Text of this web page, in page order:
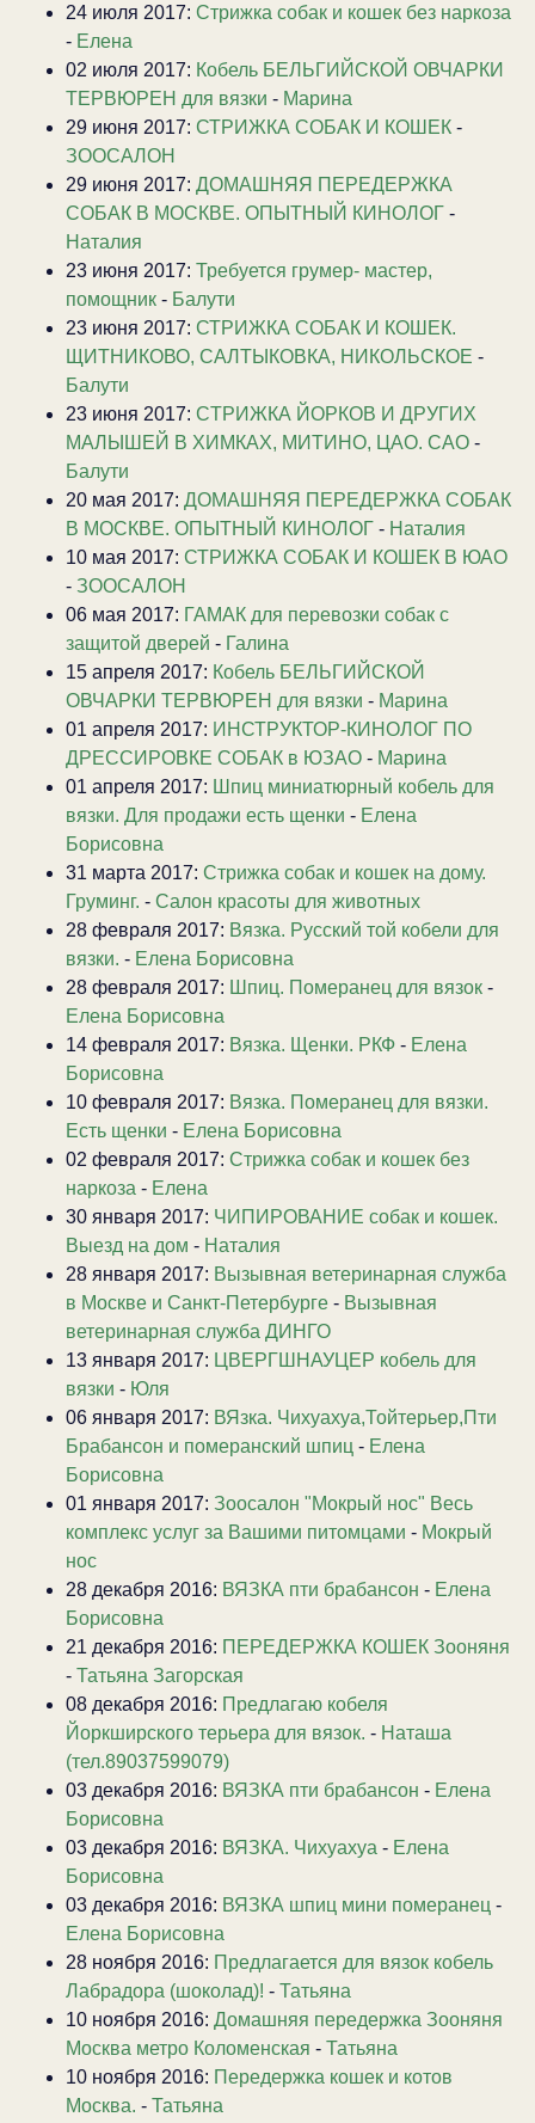
24 июля 2017: Стрижка собак и кошек без наркоза
- Елена
02 июля 2017: Кобель БЕЛЬГИЙСКОЙ ОВЧАРКИ
ТЕРВЮРЕН для вязки - Марина
29 июня 2017: СТРИЖКА СОБАК И КОШЕК -
ЗООСАЛОН
29 июня 2017: ДОМАШНЯЯ ПЕРЕДЕРЖКА
СОБАК В МОСКВЕ. ОПЫТНЫЙ КИНОЛОГ -
Наталия
23 июня 2017: Требуется грумер- мастер,
помощник - Балути
23 июня 2017: СТРИЖКА СОБАК И КОШЕК.
ЩИТНИКОВО, САЛТЫКОВКА, НИКОЛЬСКОЕ -
Балути
23 июня 2017: CТРИЖКА ЙОРКОВ И ДРУГИХ
МАЛЫШЕЙ В ХИМКАХ, МИТИНО, ЦАО. САО -
Балути
20 мая 2017: ДОМАШНЯЯ ПЕРЕДЕРЖКА СОБАК
В МОСКВЕ. ОПЫТНЫЙ КИНОЛОГ - Наталия
10 мая 2017: СТРИЖКА СОБАК И КОШЕК В ЮАО
- ЗООСАЛОН
06 мая 2017: ГАМАК для перевозки собак с
защитой дверей - Галина
15 апреля 2017: Кобель БЕЛЬГИЙСКОЙ
ОВЧАРКИ ТЕРВЮРЕН для вязки - Марина
01 апреля 2017: ИНСТРУКТОР-КИНОЛОГ ПО
ДРЕССИРОВКЕ СОБАК в ЮЗАО - Марина
01 апреля 2017: Шпиц миниатюрный кобель для
вязки. Для продажи есть щенки - Елена
Борисовна
31 марта 2017: Стрижка собак и кошек на дому.
Груминг. - Салон красоты для животных
28 февраля 2017: Вязка. Русский той кобели для
вязки. - Елена Борисовна
28 февраля 2017: Шпиц. Померанец для вязок -
Елена Борисовна
14 февраля 2017: Вязка. Щенки. РКФ - Елена
Борисовна
10 февраля 2017: Вязка. Померанец для вязки.
Есть щенки - Елена Борисовна
02 февраля 2017: Стрижка собак и кошек без
наркоза - Елена
30 января 2017: ЧИПИРОВАНИЕ собак и кошек.
Выезд на дом - Наталия
28 января 2017: Вызывная ветеринарная служба
в Москве и Санкт-Петербурге - Вызывная
ветеринарная служба ДИНГО
13 января 2017: ЦВЕРГШНАУЦЕР кобель для
вязки - Юля
06 января 2017: ВЯзка. Чихуахуа,Тойтерьер,Пти
Брабансон и померанский шпиц - Елена
Борисовна
01 января 2017: Зоосалон "Мокрый нос" Весь
комплекс услуг за Вашими питомцами - Мокрый
нос
28 декабря 2016: ВЯЗКА пти брабансон - Елена
Борисовна
21 декабря 2016: ПЕРЕДЕРЖКА КОШЕК Зооняня
- Татьяна Загорская
08 декабря 2016: Предлагаю кобеля
Йоркширского терьера для вязок. - Наташа
(тел.89037599079)
03 декабря 2016: ВЯЗКА пти брабансон - Елена
Борисовна
03 декабря 2016: ВЯЗКА. Чихуахуа - Елена
Борисовна
03 декабря 2016: ВЯЗКА шпиц мини померанец -
Елена Борисовна
28 ноября 2016: Предлагается для вязок кобель
Лабрадора (шоколад)! - Татьяна
10 ноября 2016: Домашняя передержка Зооняня
Москва метро Коломенская - Татьяна
10 ноября 2016: Передержка кошек и котов
Москва. - Татьяна